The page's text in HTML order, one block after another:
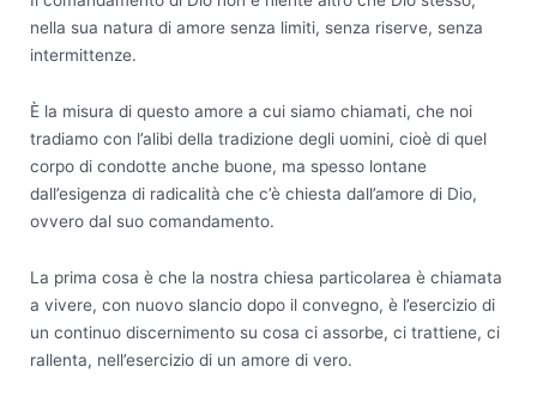
nella sua natura di amore senza limiti, senza riserve, senza
intermittenze.
È la misura di questo amore a cui siamo chiamati, che noi
tradiamo con l’alibi della tradizione degli uomini, cioè di quel
corpo di condotte anche buone, ma spesso lontane
dall’esigenza di radicalità che c’è chiesta dall’amore di Dio,
ovvero dal suo comandamento.
La prima cosa è che la nostra chiesa particolarea è chiamata
a vivere, con nuovo slancio dopo il convegno, è l’esercizio di
un continuo discernimento su cosa ci assorbe, ci trattiene, ci
rallenta, nell’esercizio di un amore di vero.